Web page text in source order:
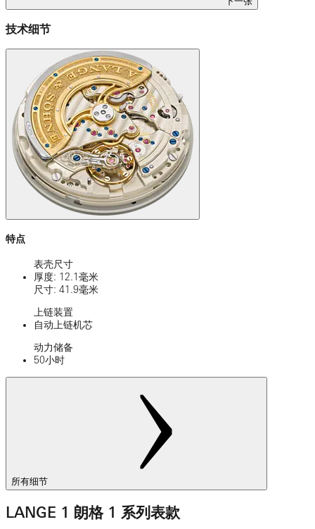
技术细节
特点
表壳尺寸
厚度: 12.1毫米
尺寸: 41.9毫米
上链装置
自动上链机芯
动力储备
50小时
所有细节
LANGE 1 朗格 1 系列表款